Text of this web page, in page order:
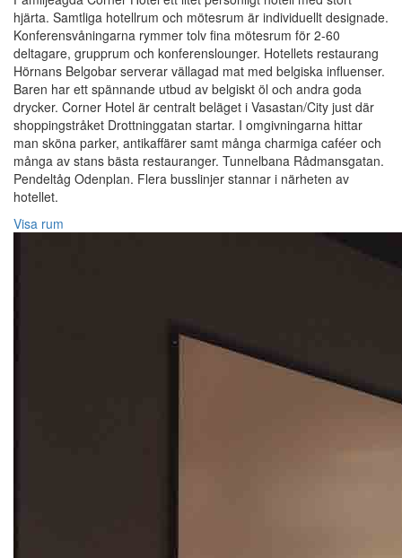
hjärta. Samtliga hotellrum och mötesrum är individuellt designade.
Konferensvåningarna rymmer tolv fina mötesrum för 2-60
deltagare, grupprum och konferenslounger. Hotellets restaurang
Hörnans Belgobar serverar vällagad mat med belgiska influenser.
Baren har ett spännande utbud av belgiskt öl och andra goda
drycker. Corner Hotel är centralt beläget i Vasastan/City just där
shoppingstråket Drottninggatan startar. I omgivningarna hittar
man sköna parker, antikaffärer samt många charmiga caféer och
många av stans bästa restauranger. Tunnelbana Rådmansgatan.
Pendeltåg Odenplan. Flera busslinjer stannar i närheten av
hotellet.
Visa rum